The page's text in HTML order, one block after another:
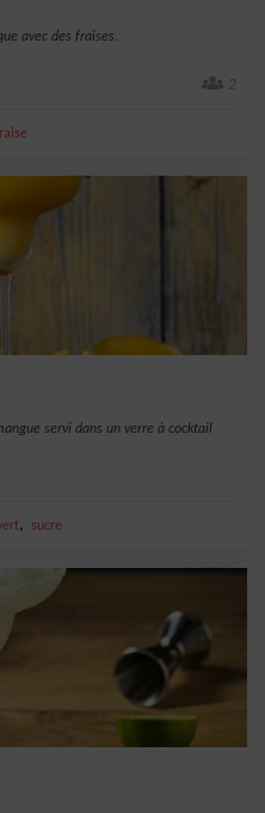
avec des fraises.
2
servi dans un verre à cocktail
, sucre